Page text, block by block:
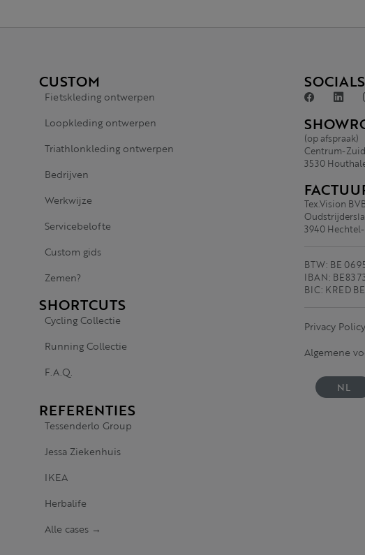
CUSTOM
Fietskleding ontwerpen
Loopkleding ontwerpen
Triathlonkleding ontwerpen
Bedrijven
Werkwijze
Servicebelofte
Custom gids
Zemen?
SHORTCUTS
Cycling Collectie
Running Collectie
F.A.Q.
REFERENTIES
Tessenderlo Group
Jessa Ziekenhuis
IKEA
Herbalife
Alle cases →
SOCIALS
(op afspraak)
Centrum-
3530
Tex.Vision
3940
BTW: BE
IBAN: BE83
BIC: KRED
Privacy Policy
Algemene
NL